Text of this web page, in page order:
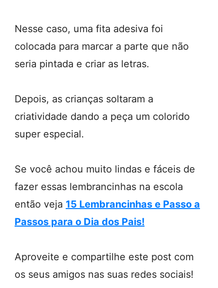
Nesse caso, uma fita adesiva foi
colocada para marcar a parte que não
seria pintada e criar as letras.
Depois, as crianças soltaram a
criatividade dando a peça um colorido
super especial.
Se você achou muito lindas e fáceis de
fazer essas lembrancinhas na escola
então veja 15 Lembrancinhas e Passo a
Passos para o Dia dos Pais!
Aproveite e compartilhe este post com
os seus amigos nas suas redes sociais!